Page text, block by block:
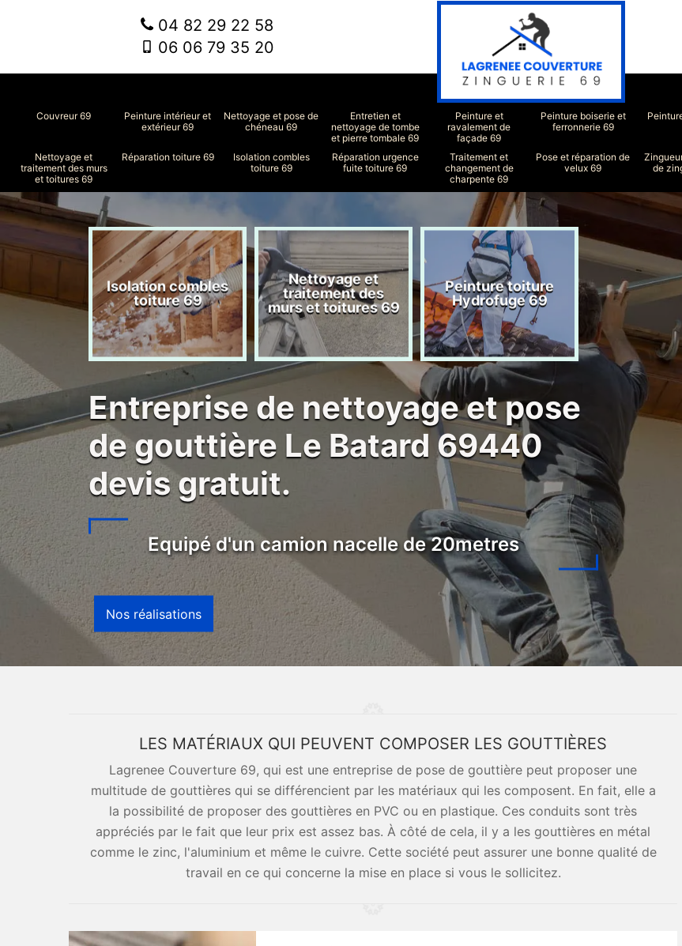
04 82 29 22 58
06 06 79 35 20
Couvreur 69
Peinture intérieur et
extérieur 69
Nettoyage et pose de
chéneau 69
Entretien et
nettoyage de tombe
et pierre tombale 69
Peinture et
ravalement de
façade 69
Peinture boiserie et
ferronnerie 69
Nettoyage et
traitement des murs
et toitures 69
Réparation toiture 69
Isolation combles
toiture 69
Réparation urgence
fuite toiture 69
Traitement et
changement de
charpente 69
Pose et réparation de
velux 69
de
de
69
Isolation combles
toiture 69
Nettoyage et
traitement des
murs et toitures 69
Peinture toiture
Hydrofuge 69
Réparation
69
Entreprise de nettoyage et pose
de gouttière Le Batard 69440
devis gratuit.
Equipé d'un camion nacelle de 20metres
Nos réalisations
LES MATÉRIAUX QUI PEUVENT COMPOSER LES GOUTTIÈRES
Lagrenee Couverture 69, qui est une entreprise de pose de gouttière peut proposer une
multitude de gouttières qui se différencient par les matériaux qui les composent. En fait, elle a
la possibilité de proposer des gouttières en PVC ou en plastique. Ces conduits sont très
appréciés par le fait que leur prix est assez bas. À côté de cela, il y a les gouttières en métal
comme le zinc, l'aluminium et même le cuivre. Cette société peut assurer une bonne qualité de
travail en ce qui concerne la mise en place si vous le sollicitez.